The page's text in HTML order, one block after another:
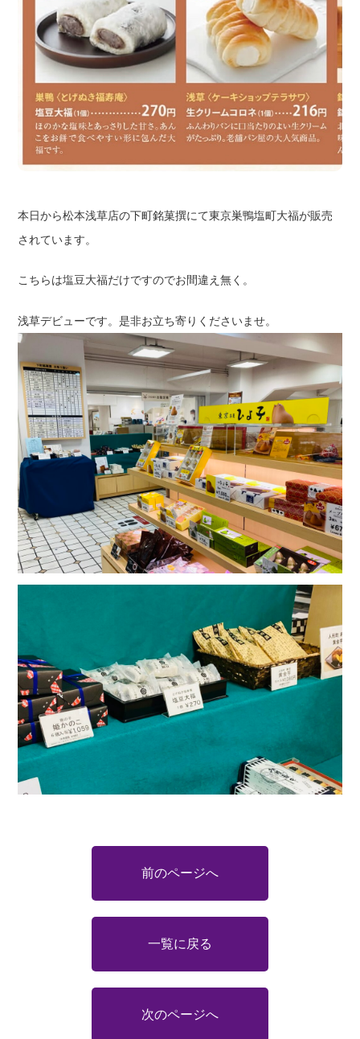
本日から松本浅草店の下町銘菓撰にて東京巣鴨塩町大福が販売
されています。
こちらは塩豆大福だけですのでお間違え無く。
浅草デビューです。是非お立ち寄りくださいませ。
前のページへ
一覧に戻る
次のページへ